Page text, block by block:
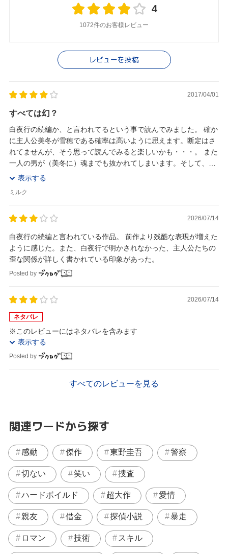
4
1072件のお客様レビュー
レビューを投稿
2017/04/01
すべては幻？
白夜行の続編か、と言われてるという事で読んでみました。 確か
に主人公美冬が雪穂である確率は高いように思えます。断定はさ
れてませんが、そう思って読んでみると楽しいかも・・・。 また
一人の男が（美冬に）魂までも抜かれてしまいます。そして、彼
女の欲望のせいで多くの人が不幸になり...
表示する
ミルク
2026/07/14
白夜行の続編と言われている作品。 前作より残酷な表現が増えた
ように感じた。また、白夜行で明かされなかった、主人公たちの
歪な関係が詳しく書かれている印象があった。
Posted by
2026/07/14
ネタバレ
※このレビューにはネタバレを含みます
表示する
Posted by
すべてのレビューを見る
関連ワードから探す
感動 傑作 東野圭吾 警察
切ない 笑い 捜査
ハードボイルド 超大作 愛情
親友 借金 探偵小説 暴走
ロマン 技術 スキル